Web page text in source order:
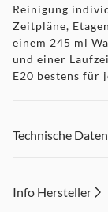
Reinigung
Zeitpläne,
einem 245 ml
und einer
E20 bestens für
Technische Daten
Info Hersteller